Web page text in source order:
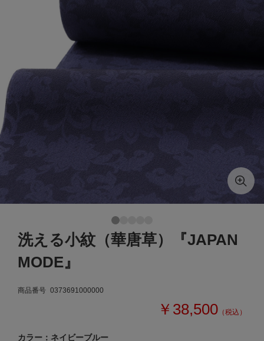
洗える小紋（華唐草）『JAPAN
MODE』
商品番号 0373691000000
￥38,500 （税込）
カラー：ネイビーブルー